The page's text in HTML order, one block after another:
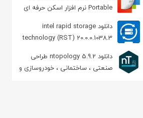
Portable نرم افزار اسکن حرفه ای
اسناد
دانلود intel rapid storage
technology (RST) 20.0.0.1038.3
بهبود عملکرد هارد دیسک اینتل
دانلود ntopology 5.9.2 طراحی
صنعتی ، ساختمانی ، خودروسازی و